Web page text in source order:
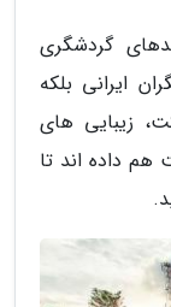
گردشگری
ایرانی بلکه
زیبایی های
داده اند تا